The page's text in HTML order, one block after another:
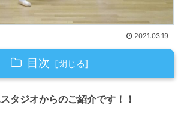
2021.03.19
目次
タジオからのご紹介です！！